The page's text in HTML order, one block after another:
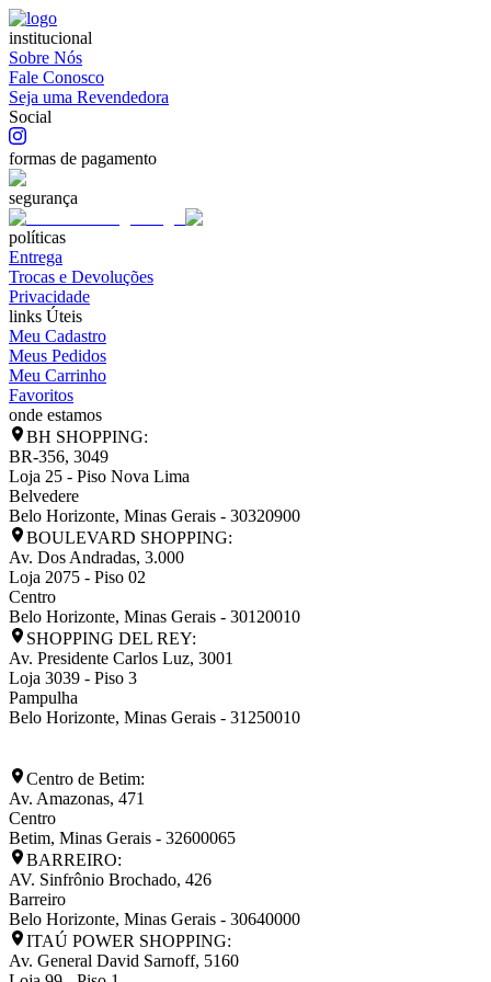
institucional
Sobre Nós
Fale Conosco
Seja uma Revendedora
Social
formas de pagamento
segurança
políticas
Entrega
Trocas e Devoluções
Privacidade
links Úteis
Meu Cadastro
Meus Pedidos
Meu Carrinho
Favoritos
onde estamos
BH SHOPPING:
BR-356, 3049
Loja 25 - Piso Nova Lima
Belvedere
Belo Horizonte, Minas Gerais - 30320900
BOULEVARD SHOPPING:
Av. Dos Andradas, 3.000
Loja 2075 - Piso 02
Centro
Belo Horizonte, Minas Gerais - 30120010
SHOPPING DEL REY:
Av. Presidente Carlos Luz, 3001
Loja 3039 - Piso 3
Pampulha
Belo Horizonte, Minas Gerais - 31250010
Centro de Betim:
Av. Amazonas, 471
Centro
Betim, Minas Gerais - 32600065
BARREIRO:
AV. Sinfrônio Brochado, 426
Barreiro
Belo Horizonte, Minas Gerais - 30640000
ITAÚ POWER SHOPPING:
Av. General David Sarnoff, 5160